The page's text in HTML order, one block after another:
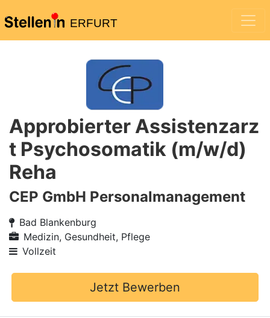
ERFURT
Approbierter Assistenzarz
t Psychosomatik (m/w/d)
Reha
CEP GmbH Personalmanagement
Bad Blankenburg
Medizin, Gesundheit, Pflege
Vollzeit
Jetzt Bewerben